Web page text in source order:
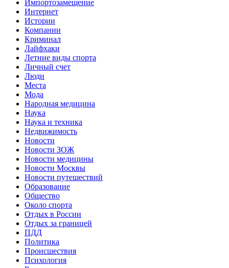
Импортозамещение
Интернет
Истории
Компании
Криминал
Лайфхаки
Летние виды спорта
Личный счет
Люди
Места
Мода
Народная медицина
Наука
Наука и техника
Недвижимость
Новости
Новости ЗОЖ
Новости медицины
Новости Москвы
Новости путешествий
Образование
Общество
Около спорта
Отдых в России
Отдых за границей
ПДД
Политика
Происшествия
Психология